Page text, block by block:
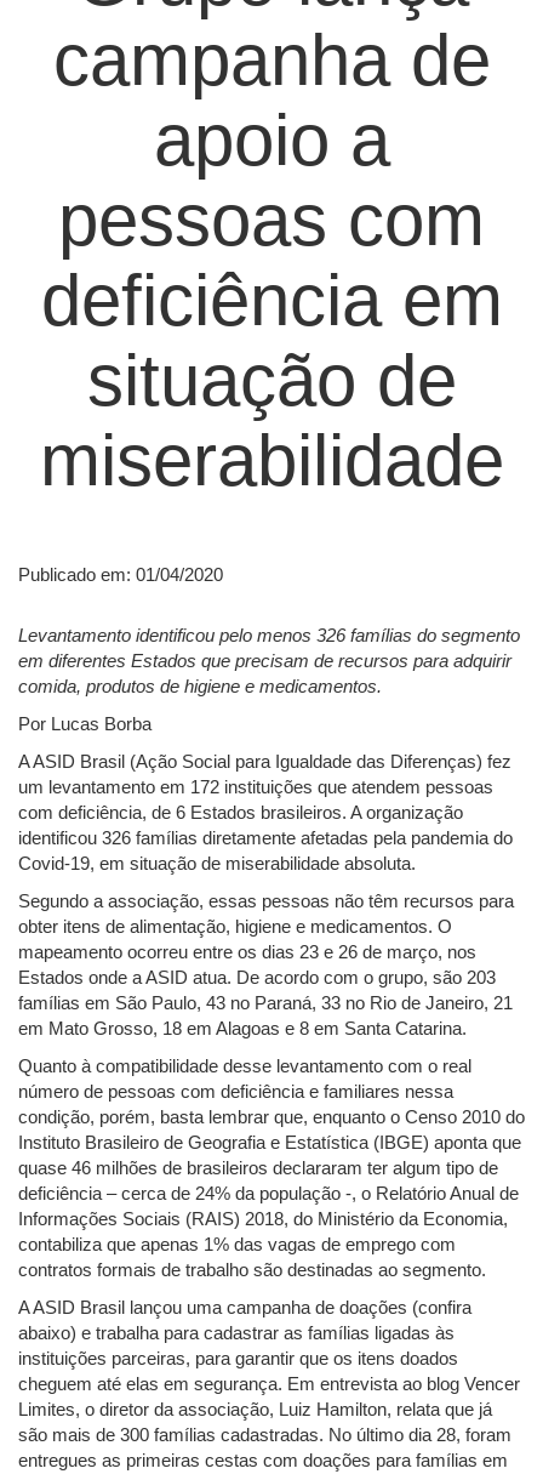
campanha de
apoio a
pessoas com
deficiência em
situação de
miserabilidade
Publicado em: 01/04/2020
Levantamento identificou pelo menos 326 famílias do segmento
em diferentes Estados que precisam de recursos para adquirir
comida, produtos de higiene e medicamentos.
Por Lucas Borba
A ASID Brasil (Ação Social para Igualdade das Diferenças) fez
um levantamento em 172 instituições que atendem pessoas
com deficiência, de 6 Estados brasileiros. A organização
identificou 326 famílias diretamente afetadas pela pandemia do
Covid-19, em situação de miserabilidade absoluta.
Segundo a associação, essas pessoas não têm recursos para
obter itens de alimentação, higiene e medicamentos. O
mapeamento ocorreu entre os dias 23 e 26 de março, nos
Estados onde a ASID atua. De acordo com o grupo, são 203
famílias em São Paulo, 43 no Paraná, 33 no Rio de Janeiro, 21
em Mato Grosso, 18 em Alagoas e 8 em Santa Catarina.
Quanto à compatibilidade desse levantamento com o real
número de pessoas com deficiência e familiares nessa
condição, porém, basta lembrar que, enquanto o Censo 2010 do
Instituto Brasileiro de Geografia e Estatística (IBGE) aponta que
quase 46 milhões de brasileiros declararam ter algum tipo de
deficiência – cerca de 24% da população -, o Relatório Anual de
Informações Sociais (RAIS) 2018, do Ministério da Economia,
contabiliza que apenas 1% das vagas de emprego com
contratos formais de trabalho são destinadas ao segmento.
A ASID Brasil lançou uma campanha de doações (confira
abaixo) e trabalha para cadastrar as famílias ligadas às
instituições parceiras, para garantir que os itens doados
cheguem até elas em segurança. Em entrevista ao blog Vencer
Limites, o diretor da associação, Luiz Hamilton, relata que já
são mais de 300 famílias cadastradas. No último dia 28, foram
entregues as primeiras cestas com doações para famílias em